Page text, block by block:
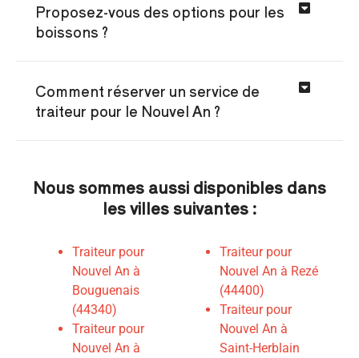
Proposez-vous des options pour les
boissons ?
Comment réserver un service de
traiteur pour le Nouvel An ?
Nous sommes aussi disponibles dans
les villes suivantes :
Traiteur pour
Nouvel An à
Bouguenais
(44340)
Traiteur pour
Nouvel An à
Traiteur pour
Nouvel An à Rezé
(44400)
Traiteur pour
Nouvel An à
Saint-Herblain